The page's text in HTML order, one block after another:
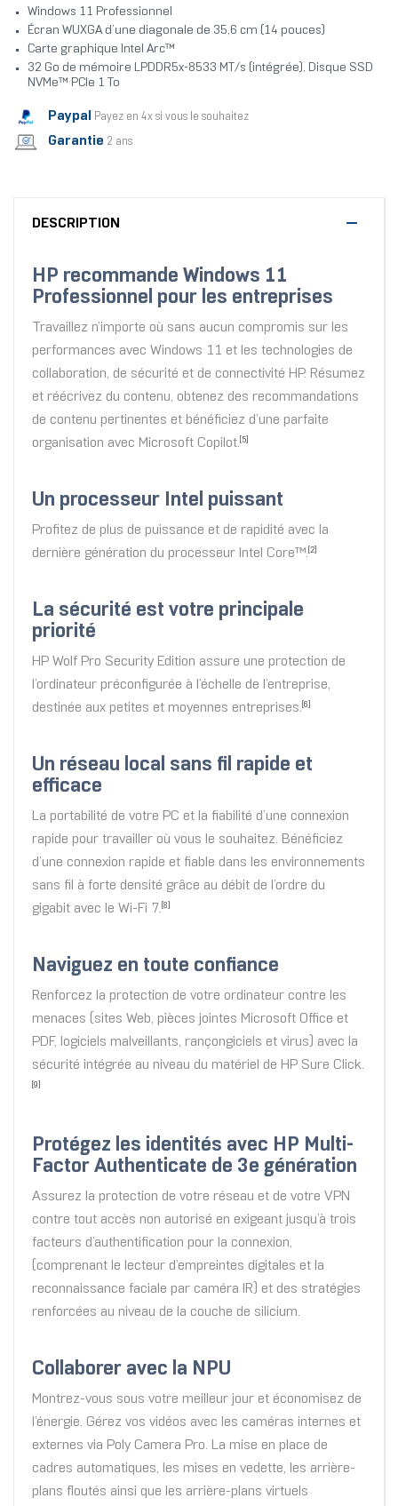
Windows 11 Professionnel
Écran WUXGA d’une diagonale de 35,6 cm (14 pouces)
Carte graphique Intel Arc™
32 Go de mémoire LPDDR5x-8533 MT/s (intégrée), Disque SSD
NVMe™ PCIe 1 To
Paypal Payez en 4x si vous le souhaitez
Garantie 2 ans
DESCRIPTION
HP recommande Windows 11
Professionnel pour les entreprises
Travaillez n’importe où sans aucun compromis sur les
performances avec Windows 11 et les technologies de
collaboration, de sécurité et de connectivité HP. Résumez
et réécrivez du contenu, obtenez des recommandations
de contenu pertinentes et bénéficiez d’une parfaite
organisation avec Microsoft Copilot.
[5]
Un processeur Intel puissant
Profitez de plus de puissance et de rapidité avec la
dernière génération du processeur Intel Core™. [2]
La sécurité est votre principale
priorité
HP Wolf Pro Security Edition assure une protection de
l’ordinateur préconfigurée à l’échelle de l’entreprise,
destinée aux petites et moyennes entreprises.
[6]
Un réseau local sans fil rapide et
efficace
La portabilité de votre PC et la fiabilité d’une connexion
rapide pour travailler où vous le souhaitez. Bénéficiez
d’une connexion rapide et fiable dans les environnements
sans fil à forte densité grâce au débit de l’ordre du
gigabit avec le Wi-Fi 7. [8]
Naviguez en toute confiance
Renforcez la protection de votre ordinateur contre les
menaces (sites Web, pièces jointes Microsoft Office et
PDF, logiciels malveillants, rançongiciels et virus) avec la
sécurité intégrée au niveau du matériel de HP Sure Click.
[9]
Protégez les identités avec HP Multi-
Factor Authenticate de 3e génération
Assurez la protection de votre réseau et de votre VPN
contre tout accès non autorisé en exigeant jusqu’à trois
facteurs d’authentification pour la connexion,
(comprenant le lecteur d’empreintes digitales et la
reconnaissance faciale par caméra IR) et des stratégies
renforcées au niveau de la couche de silicium.
Collaborer avec la NPU
Montrez-vous sous votre meilleur jour et économisez de
l’énergie. Gérez vos vidéos avec les caméras internes et
externes via Poly Camera Pro. La mise en place de
cadres automatiques, les mises en vedette, les arrière-
plans floutés ainsi que les arrière-plans virtuels